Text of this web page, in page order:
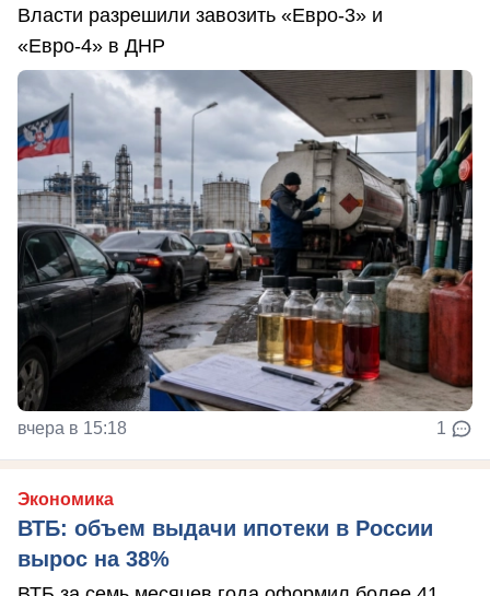
Власти разрешили завозить «Евро-3» и
«Евро-4» в ДНР
вчера в 15:18 1
Экономика
ВТБ: объем выдачи ипотеки в России
вырос на 38%